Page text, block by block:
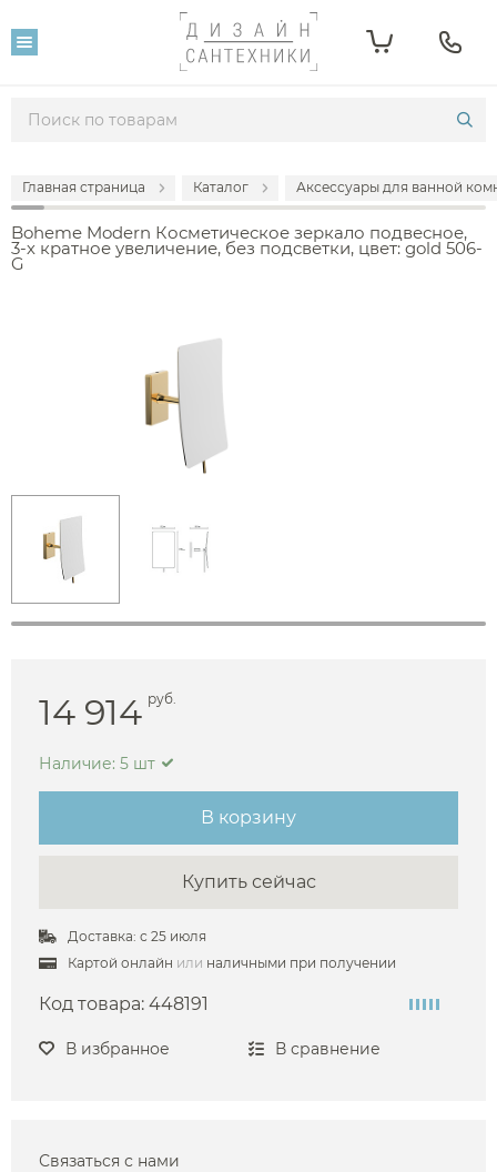
Главная страница Каталог Аксессуары для ванной
Boheme Modern Косметическое зеркало подвесное,
3-х кратное увеличение, без подсветки, цвет: gold 506-
G
14 914 руб.
Наличие: 5 шт
В корзину
Купить сейчас
Доставка: с 25 июля
Картой онлайн или наличными при получении
Код товара: 448191
В избранное В сравнение
Связаться с нами